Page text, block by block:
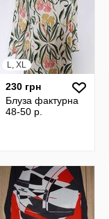
L, XL
230 грн
Блуза фактурна
48-50 р.